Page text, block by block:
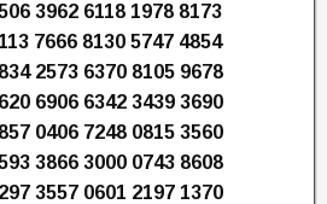
3962 6118 1978 8173
7666 8130 5747 4854
2573 6370 8105 9678
6906 6342 3439 3690
0406 7248 0815 3560
3866 3000 0743 8608
3557 0601 2197 1370